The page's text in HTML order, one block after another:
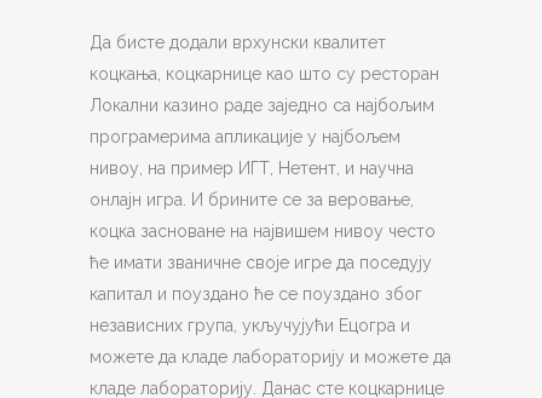
Да бисте додали врхунски квалитет
коцкања, коцкарнице као што су ресторан
Локални казино раде заједно са најбољим
програмерима апликације у најбољем
нивоу, на пример ИГТ, Нетент, и научна
онлајн игра. И брините се за веровање,
коцка засноване на највишем нивоу често
ће имати званичне своје игре да поседују
капитал и поуздано ће се поуздано због
независних група, укључујући Ецогра и
можете да кладе лабораторију и можете да
кладе лабораторију. Данас сте коцкарнице